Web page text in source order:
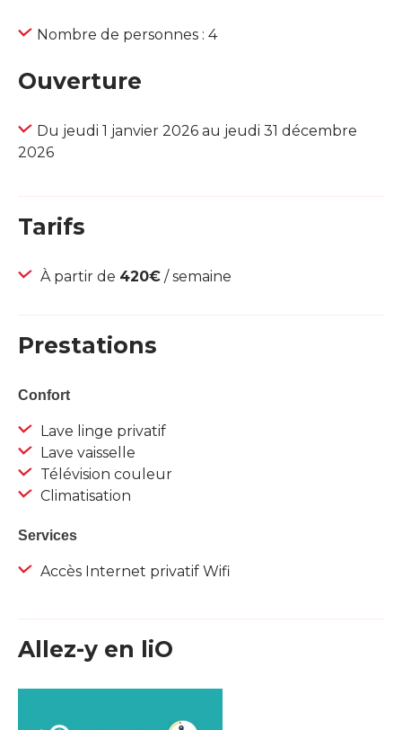
Nombre de personnes : 4
Ouverture
Du jeudi 1 janvier 2026 au jeudi 31 décembre
2026
Tarifs
À partir de 420€ / semaine
Prestations
Confort
Lave linge privatif
Lave vaisselle
Télévision couleur
Climatisation
Services
Accès Internet privatif Wifi
Allez-y en liO